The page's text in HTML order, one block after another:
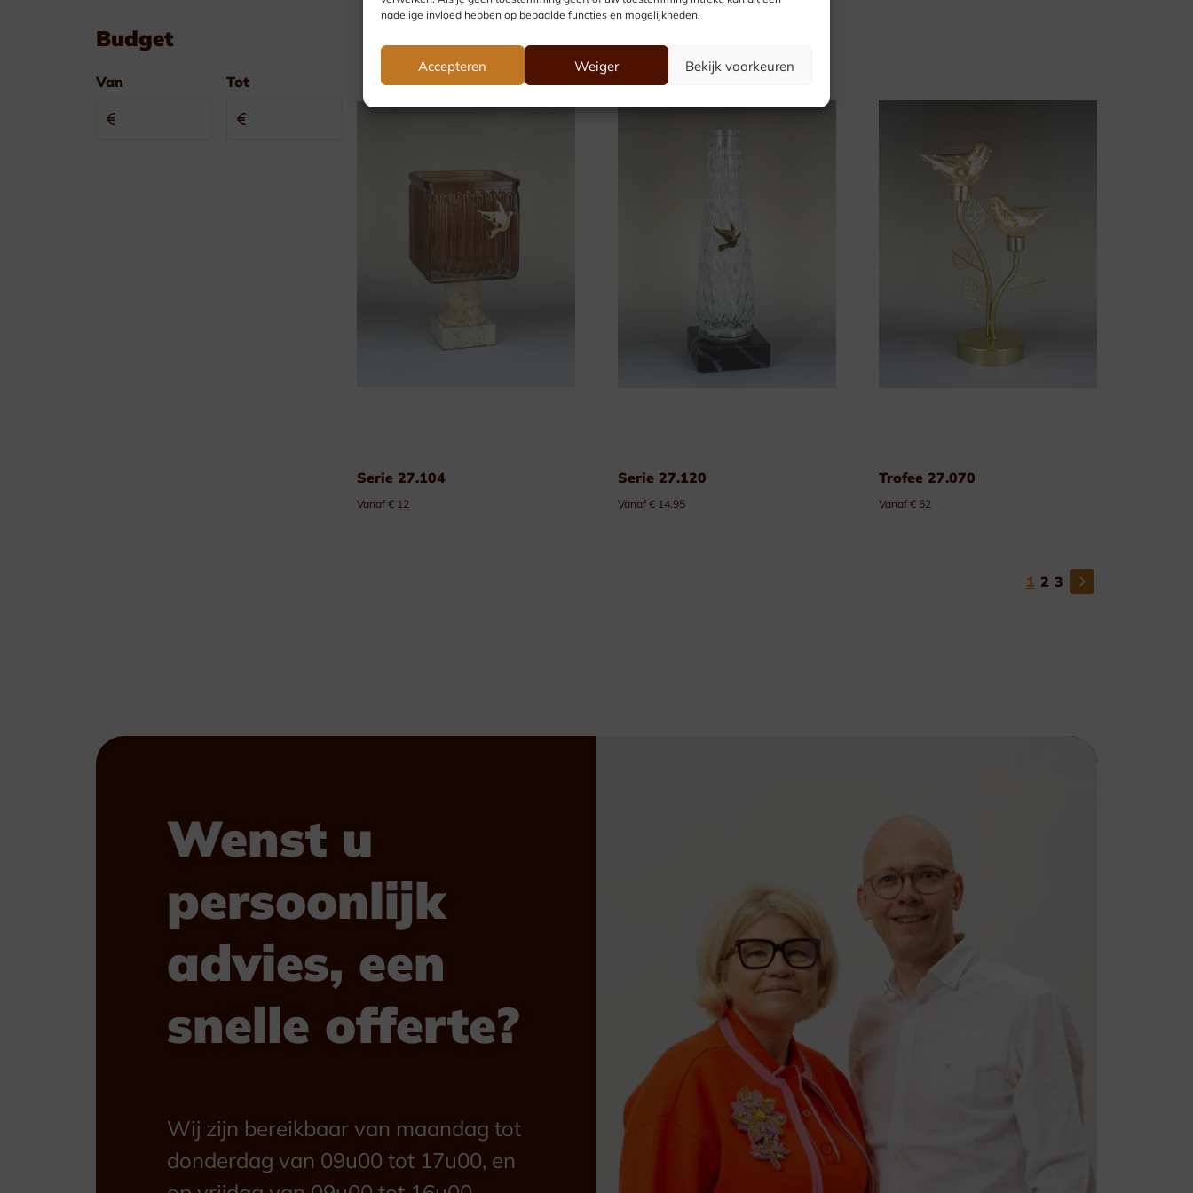
nadelige invloed hebben op bepaalde functies en mogelijkheden.
Accepteren Weiger Bekijk voorkeuren
Budget
Van Tot
Serie 27.104
Vanaf € 12
Serie 27.120
Vanaf € 14.95
Trofee 27.070
Vanaf € 52
1 2 3
Wenst u
persoonlijk
advies, een
snelle offerte?
Wij zijn bereikbaar van maandag tot
donderdag van 09u00 tot 17u00, en